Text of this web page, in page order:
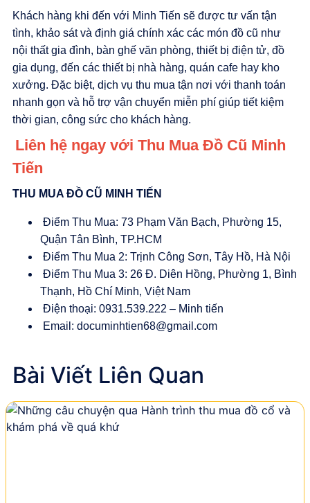
Khách hàng khi đến với Minh Tiến sẽ được tư vấn tận
tình, khảo sát và định giá chính xác các món đồ cũ như
nội thất gia đình, bàn ghế văn phòng, thiết bị điện tử, đồ
gia dụng, đến các thiết bị nhà hàng, quán cafe hay kho
xưởng. Đặc biệt, dịch vụ thu mua tận nơi với thanh toán
nhanh gọn và hỗ trợ vận chuyển miễn phí giúp tiết kiệm
thời gian, công sức cho khách hàng.
Liên hệ ngay với Thu Mua Đồ Cũ Minh
Tiến
THU MUA ĐỒ CŨ MINH TIẾN
Điểm Thu Mua: 73 Phạm Văn Bạch, Phường 15,
Quận Tân Bình, TP.HCM
Điểm Thu Mua 2: Trịnh Công Sơn, Tây Hồ, Hà Nội
Điểm Thu Mua 3: 26 Đ. Diên Hồng, Phường 1, Bình
Thạnh, Hồ Chí Minh, Việt Nam
Điện thoại: 0931.539.222 – Minh tiến
Email: documinhtien68@gmail.com
Bài Viết Liên Quan